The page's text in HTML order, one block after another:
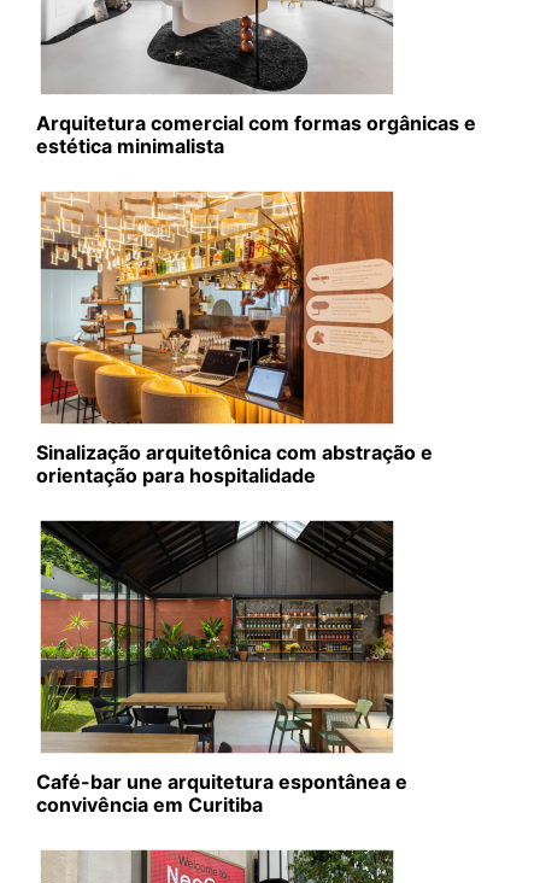
Arquitetura comercial com formas orgânicas e
estética minimalista
Sinalização arquitetônica com abstração e
orientação para hospitalidade
Café-bar une arquitetura espontânea e
convivência em Curitiba